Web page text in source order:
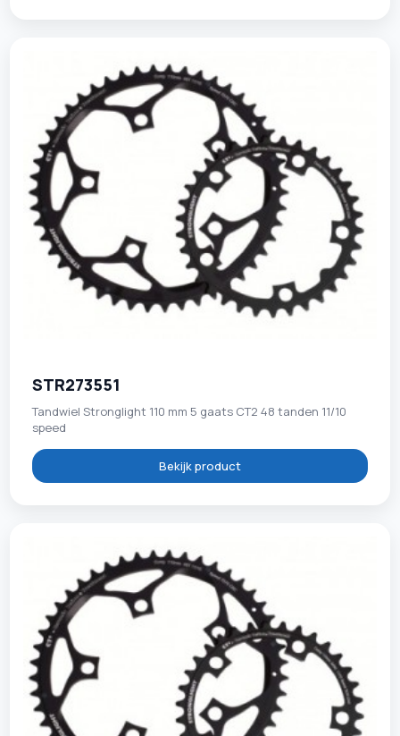
STR273551
Tandwiel Stronglight 110 mm 5 gaats CT2 48 tanden 11/10
speed
Bekijk product